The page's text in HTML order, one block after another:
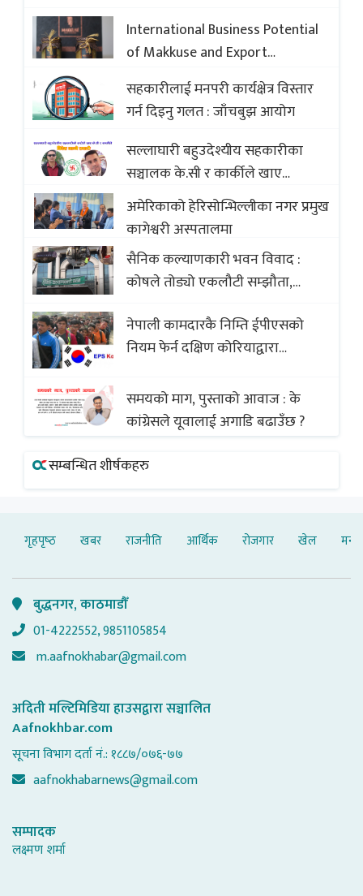
International Business Potential
of Makkuse and Export
Opportunities of Nepali Sweets
with Global Comparison to
Baklava
सहकारीलाई मनपरी कार्यक्षेत्र विस्तार
गर्न दिइनु गलत : जाँचबुझ आयोग
सल्लाघारी बहुउदेश्यीय सहकारीका
सञ्चालक के.सी र कार्कीले खाए
सदस्यको करोडौं बचत
अमेरिकाको हेरिसोन्भिल्लीका नगर प्रमुख
कागेश्वरी अस्पतालमा
सैनिक कल्याणकारी भवन विवाद :
कोषले तोड्यो एकलौटी सम्झौता,
(भिडियो)
नेपाली कामदारकै निम्ति ईपीएसको
नियम फेर्न दक्षिण कोरियाद्वारा
समयको माग, पुस्ताको आवाज : के
कांग्रेसले यूवालाई अगाडि बढाउँछ ?
सम्बन्धित शीर्षकहरु
गृहपृष्‍ठ खबर राजनीति आर्थिक रोजगार खेल
बुद्धनगर, काठमाडौँ
01-4222552, 9851105854
m.aafnokhabar@gmail.com
अदिती मल्टिमिडिया हाउसद्वारा सञ्चालित
Aafnokhbar.com
सूचना विभाग दर्ता नं.: १८८७/०७६-७७
aafnokhabarnews@gmail.com
सम्पादक
लक्ष्मण शर्मा